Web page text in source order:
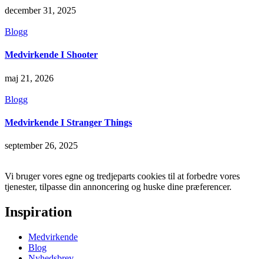
december 31, 2025
Blogg
Medvirkende I Shooter
maj 21, 2026
Blogg
Medvirkende I Stranger Things
september 26, 2025
Vi bruger vores egne og tredjeparts cookies til at forbedre vores
tjenester, tilpasse din annoncering og huske dine præferencer.
Inspiration
Medvirkende
Blog